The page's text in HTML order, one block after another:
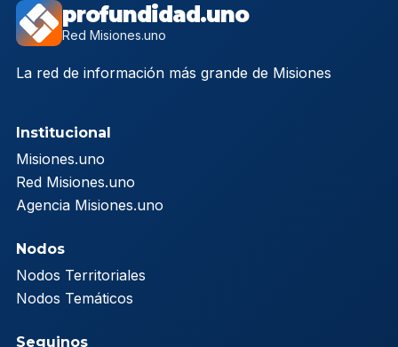
profundidad.uno
Red Misiones.uno
La red de información más grande de Misiones
Institucional
Misiones.uno
Red Misiones.uno
Agencia Misiones.uno
Nodos
Nodos Territoriales
Nodos Temáticos
Seguinos